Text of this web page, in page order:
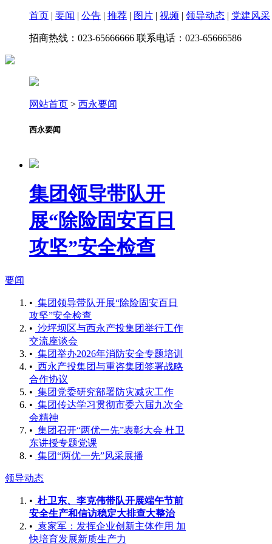
首页 | 要闻 | 公告 | 推荐 | 图片 | 视频 | 领导动态 | 党建风采
招商热线：023-65666666 联系电话：023-65666586
网站首页 > 西永要闻
西永要闻